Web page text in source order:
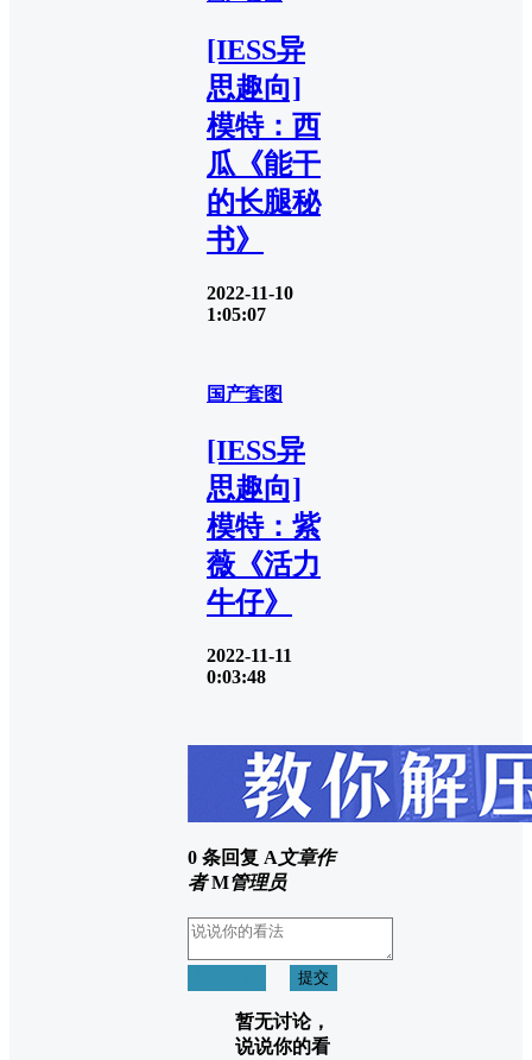
[IESS异
思趣向]
模特：西
瓜《能干
的长腿秘
书》
2022-11-10
1:05:07
国产套图
[IESS异
思趣向]
模特：紫
薇《活力
牛仔》
2022-11-11
0:03:48
0 条回复 A文章作
者 M管理员
提交
暂无讨论，
说说你的看